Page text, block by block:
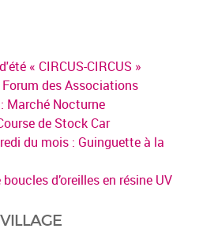
« CIRCUS-CIRCUS »
des Associations
Marché Nocturne
de Stock Car
du mois : Guinguette à la
d’oreilles en résine UV